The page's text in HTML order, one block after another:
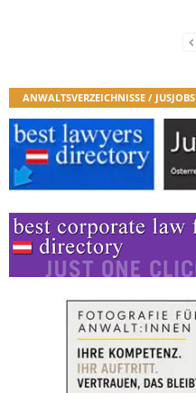
ANWALTSVERZEICHNISSE / JUSJOBS